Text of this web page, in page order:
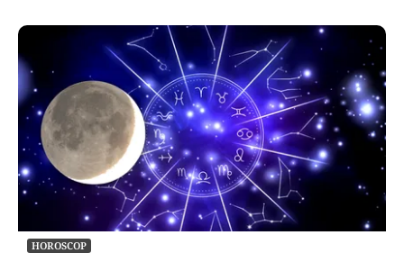
HOROSCOP